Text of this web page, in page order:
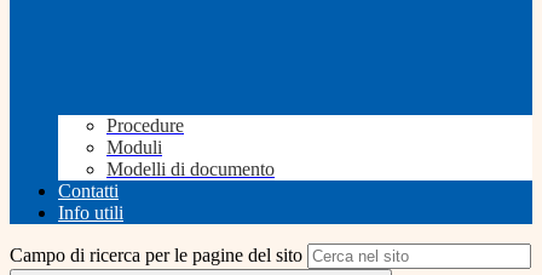
Procedure
Moduli
Modelli di documento
Contatti
Info utili
Campo di ricerca per le pagine del sito